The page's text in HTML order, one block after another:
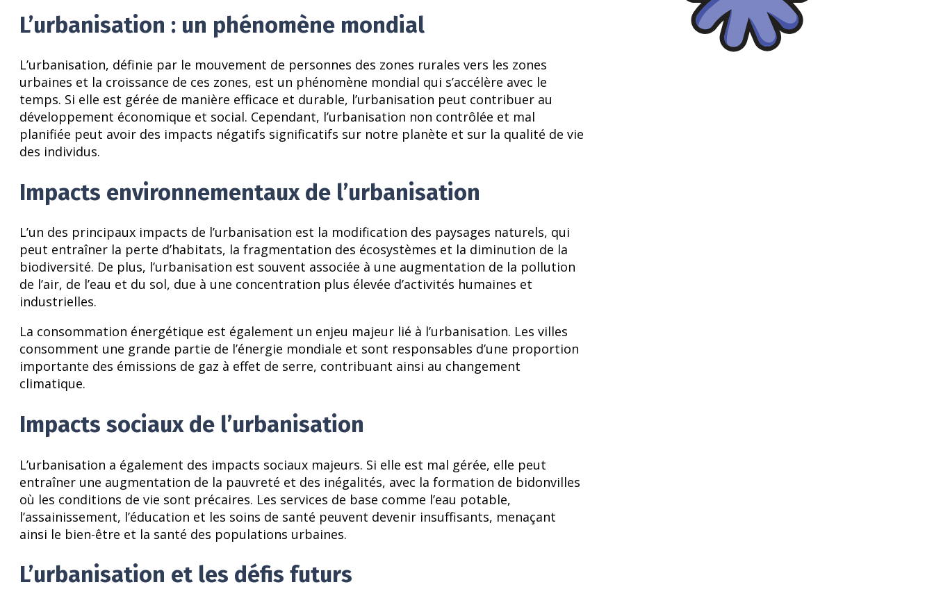
L’urbanisation : un phénomène mondial
L’urbanisation, définie par le mouvement de personnes des zones rurales vers les zones
urbaines et la croissance de ces zones, est un phénomène mondial qui s’accélère avec le
temps. Si elle est gérée de manière efficace et durable, l’urbanisation peut contribuer au
développement économique et social. Cependant, l’urbanisation non contrôlée et mal
planifiée peut avoir des impacts négatifs significatifs sur notre planète et sur la qualité de vie
des individus.
Impacts environnementaux de l’urbanisation
L’un des principaux impacts de l’urbanisation est la modification des paysages naturels, qui
peut entraîner la perte d’habitats, la fragmentation des écosystèmes et la diminution de la
biodiversité. De plus, l’urbanisation est souvent associée à une augmentation de la pollution
de l’air, de l’eau et du sol, due à une concentration plus élevée d’activités humaines et
industrielles.
La consommation énergétique est également un enjeu majeur lié à l’urbanisation. Les villes
consomment une grande partie de l’énergie mondiale et sont responsables d’une proportion
importante des émissions de gaz à effet de serre, contribuant ainsi au changement
climatique.
Impacts sociaux de l’urbanisation
L’urbanisation a également des impacts sociaux majeurs. Si elle est mal gérée, elle peut
entraîner une augmentation de la pauvreté et des inégalités, avec la formation de bidonvilles
où les conditions de vie sont précaires. Les services de base comme l’eau potable,
l’assainissement, l’éducation et les soins de santé peuvent devenir insuffisants, menaçant
ainsi le bien-être et la santé des populations urbaines.
L’urbanisation et les défis futurs